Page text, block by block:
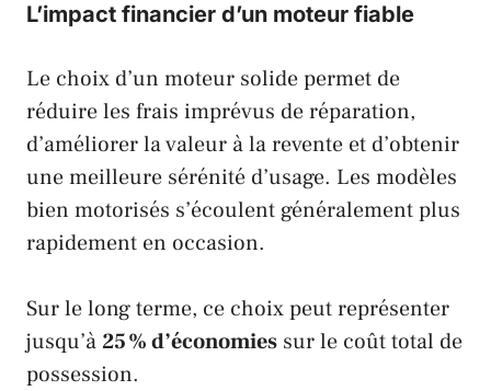
L’impact financier d’un moteur fiable
Le choix d’un moteur solide permet de
réduire les frais imprévus de réparation,
d’améliorer la valeur à la revente et d’obtenir
une meilleure sérénité d’usage. Les modèles
bien motorisés s’écoulent généralement plus
rapidement en occasion.
Sur le long terme, ce choix peut représenter
jusqu’à25 % d’économies sur le coût total de
possession.